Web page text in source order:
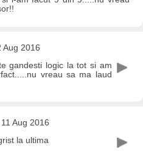
Aug 2016
gandesti logic la tot si am
vreau sa ma laud
Aug 2016
la ultima